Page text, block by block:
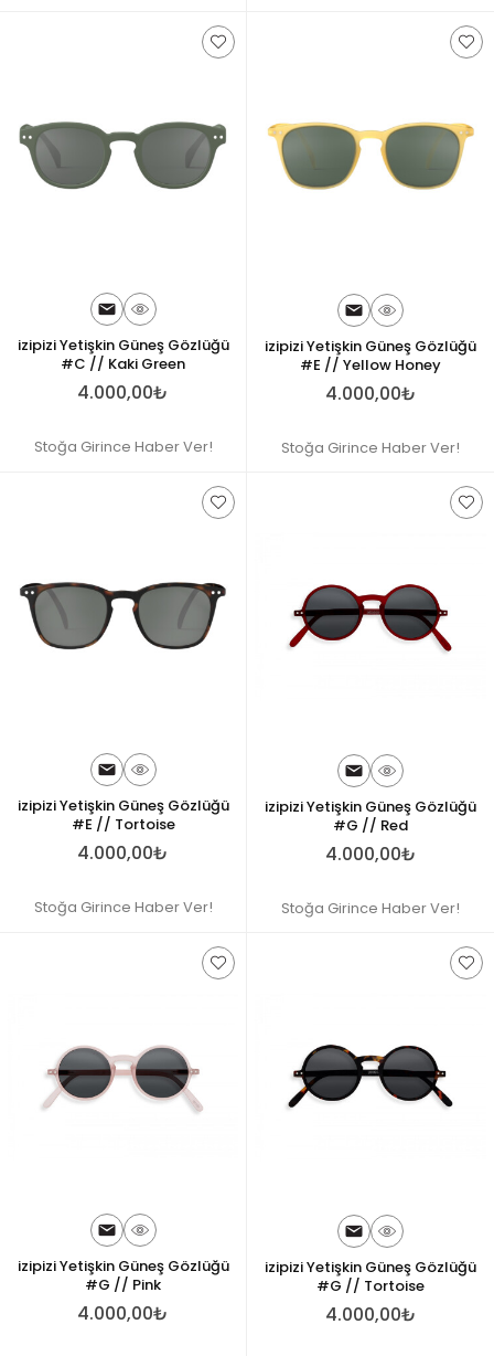
izipizi Yetişkin Güneş Gözlüğü
#C // Kaki Green
4.000,00₺
Stoğa Girince Haber Ver!
izipizi Yetişkin Güneş Gözlüğü
#E // Yellow Honey
4.000,00₺
Stoğa Girince Haber Ver!
izipizi Yetişkin Güneş Gözlüğü
#E // Tortoise
4.000,00₺
Stoğa Girince Haber Ver!
izipizi Yetişkin Güneş Gözlüğü
#G // Red
4.000,00₺
Stoğa Girince Haber Ver!
izipizi Yetişkin Güneş Gözlüğü
#G // Pink
4.000,00₺
izipizi Yetişkin Güneş Gözlüğü
#G // Tortoise
4.000,00₺